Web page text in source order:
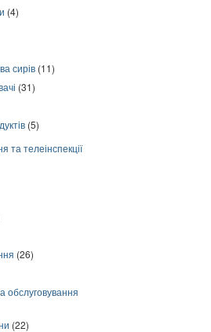
(4)
сирів (11)
(31)
(5)
та телеінспекції
(26)
обслуговування
(22)